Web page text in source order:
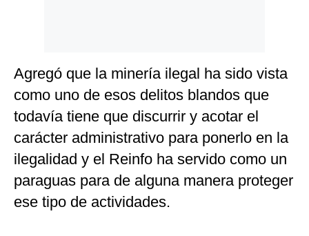
Agregó que la minería ilegal ha sido vista
como uno de esos delitos blandos que
todavía tiene que discurrir y acotar el
carácter administrativo para ponerlo en la
ilegalidad y el Reinfo ha servido como un
paraguas para de alguna manera proteger
ese tipo de actividades.